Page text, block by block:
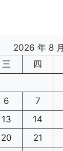
2026 年 8 月
三 四
6 7
13 14
20 21